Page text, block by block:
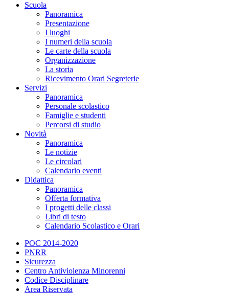
Scuola
Panoramica
Presentazione
I luoghi
I numeri della scuola
Le carte della scuola
Organizzazione
La storia
Ricevimento Orari Segreterie
Servizi
Panoramica
Personale scolastico
Famiglie e studenti
Percorsi di studio
Novità
Panoramica
Le notizie
Le circolari
Calendario eventi
Didattica
Panoramica
Offerta formativa
I progetti delle classi
Libri di testo
Calendario Scolastico e Orari
POC 2014-2020
PNRR
Sicurezza
Centro Antiviolenza Minorenni
Codice Disciplinare
Area Riservata